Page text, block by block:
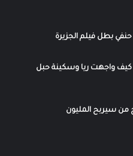
بطل فيلم الجزيرة
واجهت ريا وسكينة حبل
من سيربح المليون